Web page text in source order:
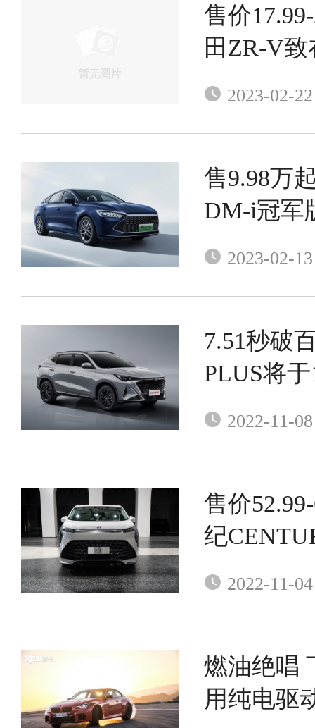
售价
田ZR-V
市
2023-02-22
售9.98万
DM-i冠军
2023-02-13
7.51秒破
PLUS将
2022-11-08
售价
纪
车型正式
2022-11-04
燃油绝唱
用纯电驱